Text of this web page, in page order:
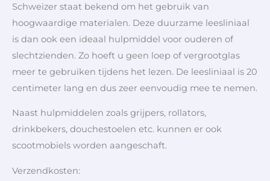
Schweizer staat bekend om het gebruik van
hoogwaardige materialen. Deze duurzame leesliniaal
is dan ook een ideaal hulpmiddel voor ouderen of
slechtzienden. Zo hoeft u geen loep of vergrootglas
meer te gebruiken tijdens het lezen. De leesliniaal is 20
centimeter lang en dus zeer eenvoudig mee te nemen.
Naast hulpmiddelen zoals grijpers, rollators,
drinkbekers, douchestoelen etc. kunnen er ook
scootmobiels worden aangeschaft.
Verzendkosten: